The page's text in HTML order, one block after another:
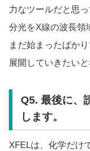
力なツールだと思
分光をX線の波長領
まだ始まったばか
展開していきたいと
Q5. 最後に、
します。
XFELは、化学だけ